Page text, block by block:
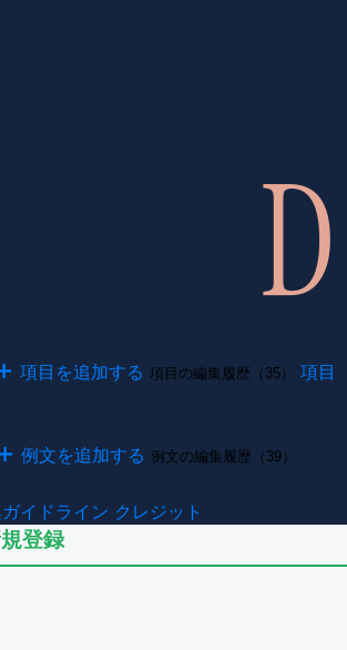
項目を追加する 項目の編集履歴（35）
項目
例文を追加する 例文の編集履歴（39）
イドライン クレジット
登録